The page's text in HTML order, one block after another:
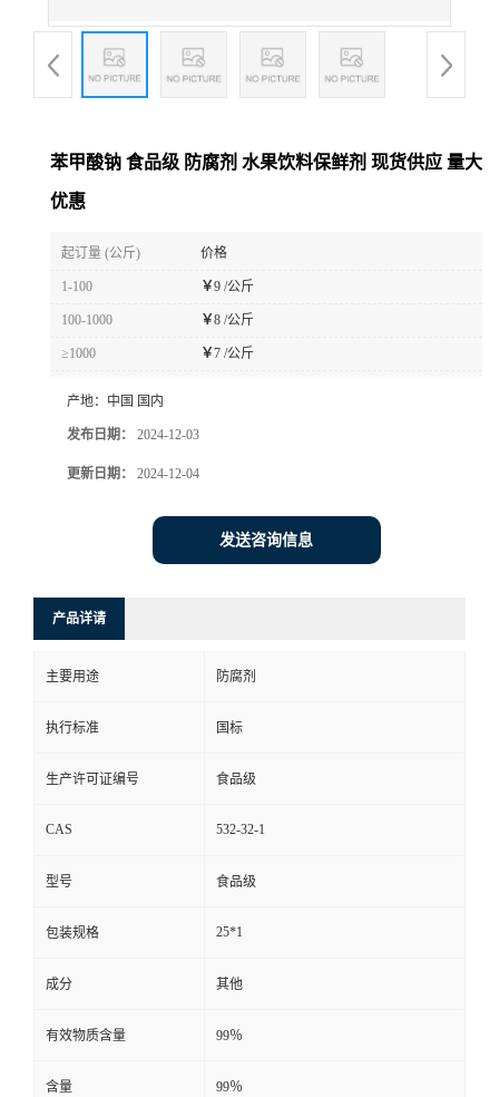
苯甲酸钠 食品级 防腐剂 水果饮料保鲜剂 现货供应 量大
优惠
起订量 (公斤) 价格
1-100 ￥9 /公斤
100-1000 ￥8 /公斤
≥1000 ￥7 /公斤
产地： 中国 国内
发布日期： 2024-12-03
更新日期： 2024-12-04
发送咨询信息
产品详请
主要用途 防腐剂
执行标准 国标
生产许可证编号 食品级
CAS 532-32-1
型号 食品级
包装规格 25*1
成分 其他
有效物质含量 99％
含量 99％